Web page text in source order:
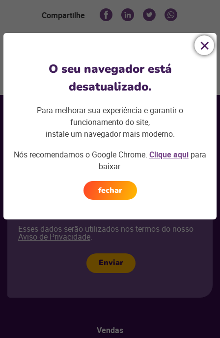
Compartilhe
O seu navegador está
desatualizado.
Para melhorar sua experiência e garantir o
funcionamento do site,
instale um navegador mais moderno.
Nós recomendamos o Google Chrome. Clique aqui para
baixar.
fechar
Voltar ao topo
novidades por e-mail
Seu nome
Esses dados serão utilizados nos termos do nosso
Aviso de Privacidade.
Enviar
Vendas